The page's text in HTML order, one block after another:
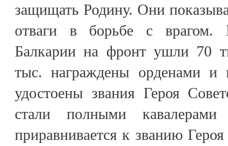
защищать Родину. Они
отваги в борьбе с врагом.
Балкарии на фронт ушли 70
тыс. награждены орденами и
удостоены звания Героя
стали полными
приравнивается к званию